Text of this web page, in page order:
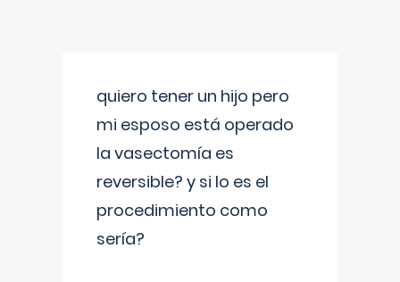
quiero tener un hijo pero
mi esposo está operado
la vasectomía es
reversible? y si lo es el
procedimiento como
sería?